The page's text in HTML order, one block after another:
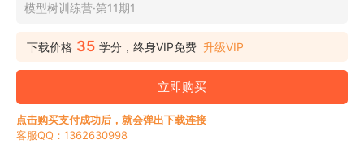
模型树训练营·第11期1
下载价格 35 学分，终身VIP免费 升级VIP
立即购买
点击购买支付成功后，就会弹出下载连接
客服QQ：1362630998